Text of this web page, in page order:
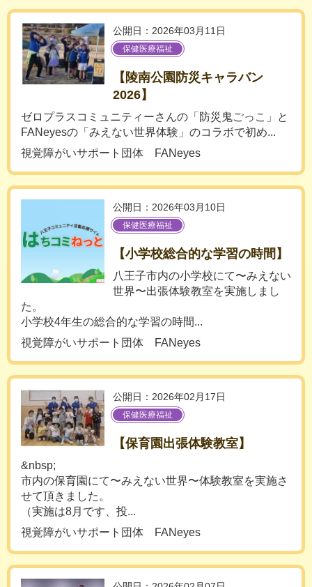
公開日：2026年03月11日
保健医療福祉
【陵南公園防災キャラバン
2026】
ゼロプラスコミュニティーさんの「防災鬼ごっこ」と
FANeyesの「みえない世界体験」のコラボで初め...
視覚障がいサポート団体 FANeyes
公開日：2026年03月10日
保健医療福祉
【小学校総合的な学習の時間】
八王子市内の小学校にて〜みえない
世界〜出張体験教室を実施しまし
た。
小学校4年生の総合的な学習の時間...
視覚障がいサポート団体 FANeyes
公開日：2026年02月17日
保健医療福祉
【保育園出張体験教室】
&nbsp;
市内の保育園にて〜みえない世界〜体験教室を実施さ
せて頂きました。
（実施は8月です、投...
視覚障がいサポート団体 FANeyes